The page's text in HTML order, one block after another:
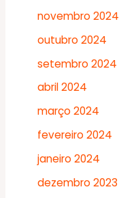
novembro 2024
outubro 2024
setembro 2024
abril 2024
março 2024
fevereiro 2024
janeiro 2024
dezembro 2023